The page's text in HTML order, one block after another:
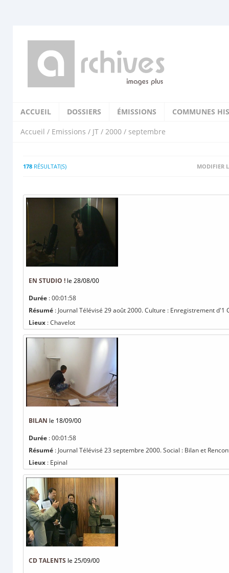
ACCUEIL DOSSIERS ÉMISSIONS COMMUNES
Accueil / Emissions / JT / 2000 / septembre
178 RÉSULTAT(S) MODIFIER
EN STUDIO ! le 28/08/00
Durée : 00:01:58
Résumé : Journal Télévisé 29 août 2000. Culture : Enregistrement d'1
Lieux : Chavelot
BILAN le 18/09/00
Durée : 00:01:58
Résumé : Journal Télévisé 23 septembre 2000. Social : Bilan et
Lieux : Epinal
CD TALENTS le 25/09/00